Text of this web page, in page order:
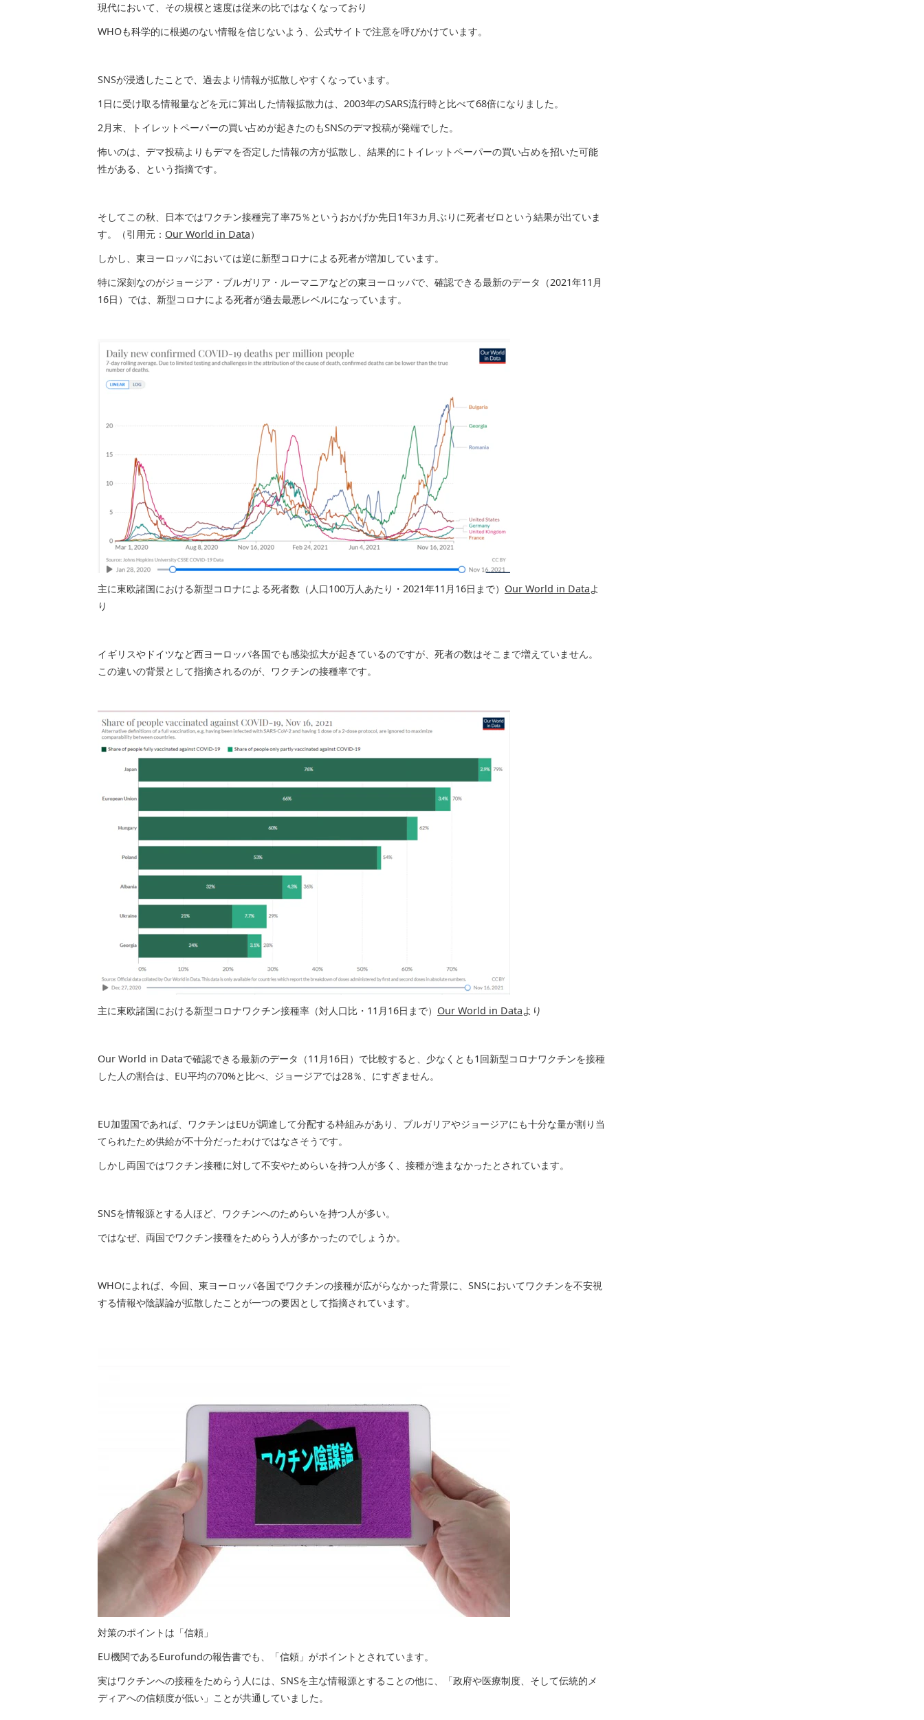
現代において、その規模と速度は従来の比ではなくなっており
WHOも科学的に根拠のない情報を信じないよう、公式サイトで注意を呼びかけています。
SNSが浸透したことで、過去より情報が拡散しやすくなっています。
1日に受け取る情報量などを元に算出した情報拡散力は、2003年のSARS流行時と比べて68倍になりました。
2月末、トイレットペーパーの買い占めが起きたのもSNSのデマ投稿が発端でした。
怖いのは、デマ投稿よりもデマを否定した情報の方が拡散し、結果的にトイレットペーパーの買い占めを招いた可能
性がある、という指摘です。
そしてこの秋、日本ではワクチン接種完了率75％というおかげか先日1年3カ月ぶりに死者ゼロという結果が出ていま
す。（引用元： Our World in Data）
しかし、東ヨーロッパにおいては逆に新型コロナによる死者が増加しています。
特に深刻なのがジョージア・ブルガリア・ルーマニアなどの東ヨーロッパで、確認できる最新のデータ（2021年11月
16日）では、新型コロナによる死者が過去最悪レベルになっています。
主に東欧諸国における新型コロナによる死者数（人口100万人あたり・2021年11月16日まで） Our World in Dataよ
り
イギリスやドイツなど西ヨーロッパ各国でも感染拡大が起きているのですが、死者の数はそこまで増えていません。
この違いの背景として指摘されるのが、ワクチンの接種率です。
主に東欧諸国における新型コロナワクチン接種率（対人口比・11月16日まで） Our World in Dataより
Our World in Dataで確認できる最新のデータ（11月16日）で比較すると、少なくとも1回新型コロナワクチンを接種
した人の割合は、EU平均の70%と比べ、ジョージアでは28％、にすぎません。
EU加盟国であれば、ワクチンはEUが調達して分配する枠組みがあり、ブルガリアやジョージアにも十分な量が割り当
てられたため供給が不十分だったわけではなさそうです。
しかし両国ではワクチン接種に対して不安やためらいを持つ人が多く、接種が進まなかったとされています。
SNSを情報源とする人ほど、ワクチンへのためらいを持つ人が多い。
ではなぜ、両国でワクチン接種をためらう人が多かったのでしょうか。
WHOによれば、今回、東ヨーロッパ各国でワクチンの接種が広がらなかった背景に、SNSにおいてワクチンを不安視
する情報や陰謀論が拡散したことが一つの要因として指摘されています。
対策のポイントは「信頼」
EU機関であるEurofundの報告書でも、「信頼」がポイントとされています。
実はワクチンへの接種をためらう人には、SNSを主な情報源とすることの他に、「政府や医療制度、そして伝統的メ
ディアへの信頼度が低い」ことが共通していました。